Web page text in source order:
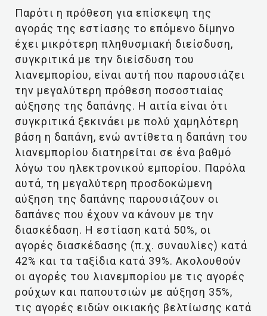
Παρότι η πρόθεση για επίσκεψη της
αγοράς της εστίασης το επόμενο δίμηνο
έχει μικρότερη πληθυσμιακή διείσδυση,
συγκριτικά με την διείσδυση του
λιανεμπορίου, είναι αυτή που παρουσιάζει
την μεγαλύτερη πρόθεση ποσοστιαίας
αύξησης της δαπάνης. Η αιτία είναι ότι
συγκριτικά ξεκινάει με πολύ χαμηλότερη
βάση η δαπάνη, ενώ αντίθετα η δαπάνη του
λιανεμπορίου διατηρείται σε ένα βαθμό
λόγω του ηλεκτρονικού εμπορίου. Παρόλα
αυτά, τη μεγαλύτερη προσδοκώμενη
αύξηση της δαπάνης παρουσιάζουν οι
δαπάνες που έχουν να κάνουν με την
διασκέδαση. Η εστίαση κατά 50%, οι
αγορές διασκέδασης (π.χ. συναυλίες) κατά
42% και τα ταξίδια κατά 39%. Ακολουθούν
οι αγορές του λιανεμπορίου με τις αγορές
ρούχων και παπουτσιών με αύξηση 35%,
τις αγορές ειδών οικιακής βελτίωσης κατά